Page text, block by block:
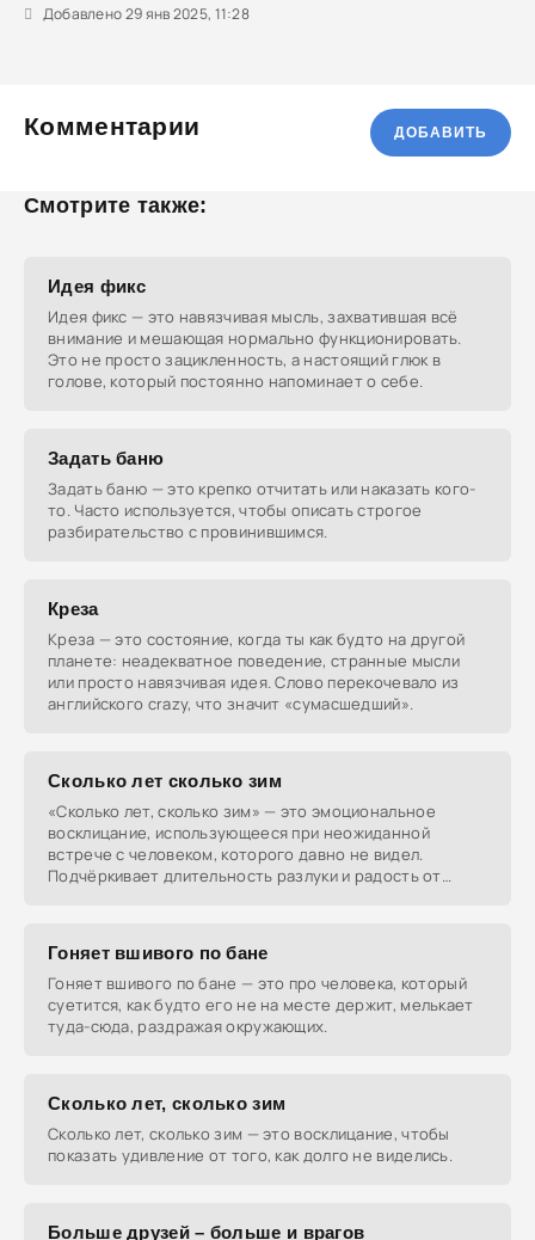
Добавлено 29 янв 2025, 11:28
Комментарии ДОБАВИТЬ
Смотрите также:
Идея фикс
Идея фикс — это навязчивая мысль, захватившая всё
внимание и мешающая нормально функционировать.
Это не просто зацикленность, а настоящий глюк в
голове, который постоянно напоминает о себе.
Задать баню
Задать баню — это крепко отчитать или наказать кого-
то. Часто используется, чтобы описать строгое
разбирательство с провинившимся.
Креза
Креза — это состояние, когда ты как будто на другой
планете: неадекватное поведение, странные мысли
или просто навязчивая идея. Слово перекочевало из
английского crazy, что значит «сумасшедший».
Сколько лет сколько зим
«Сколько лет, сколько зим» — это эмоциональное
восклицание, использующееся при неожиданной
встрече с человеком, которого давно не видел.
Подчёркивает длительность разлуки и радость от
Гоняет вшивого по бане
Гоняет вшивого по бане — это про человека, который
суетится, как будто его не на месте держит, мелькает
туда-сюда, раздражая окружающих.
Сколько лет, сколько зим
Сколько лет, сколько зим — это восклицание, чтобы
показать удивление от того, как долго не виделись.
Больше друзей – больше и врагов